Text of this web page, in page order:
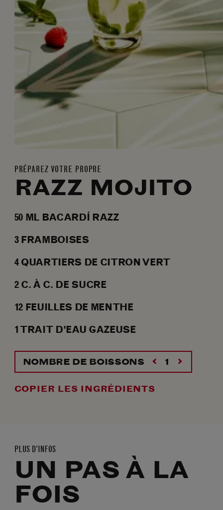
PRÉPAREZ VOTRE PROPRE
RAZZ MOJITO
50 ML BACARDÍ RAZZ
3FRAMBOISES
4QUARTIERS DE CITRON VERT
2C. À C. DE SUCRE
12 FEUILLES DE MENTHE
1 TRAITD'EAU GAZEUSE
NOMBRE DE BOISSONS
COPIER LES INGRÉDIENTS
PLUS D'INFOS
UN PAS À LA
FOIS